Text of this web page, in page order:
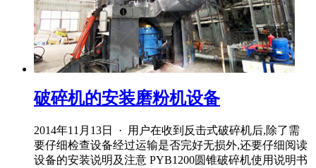
破碎机的安装磨粉机设备
2014年11月13日 · 用户在收到反击式破碎机后,除了需
要仔细检查设备经过运输是否完好无损外,还要仔细阅读
设备的安装说明及注意 PYB1200圆锥破碎机使用说明书